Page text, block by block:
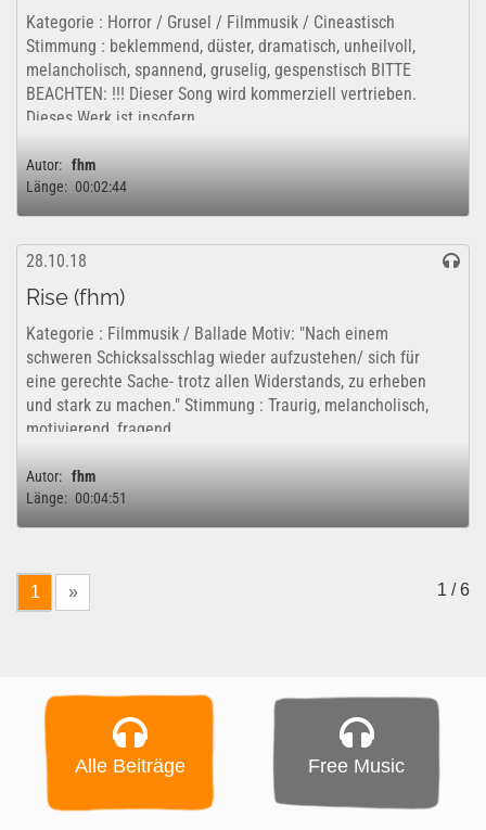
Kategorie : Horror / Grusel / Filmmusik / Cineastisch
Stimmung : beklemmend, düster, dramatisch, unheilvoll,
melancholisch, spannend, gruselig, gespenstisch BITTE
BEACHTEN: !!! Dieser Song wird kommerziell vertrieben.
Dieses Werk ist insofern...
Autor: fhm
Länge: 00:02:44
28.10.18
Rise (fhm)
Kategorie : Filmmusik / Ballade Motiv: "Nach einem
schweren Schicksalsschlag wieder aufzustehen/ sich für
eine gerechte Sache- trotz allen Widerstands, zu erheben
und stark zu machen." Stimmung : Traurig, melancholisch,
motivierend, fragend,...
Autor: fhm
Länge: 00:04:51
1 » 1 / 6
Alle Beiträge Free Music